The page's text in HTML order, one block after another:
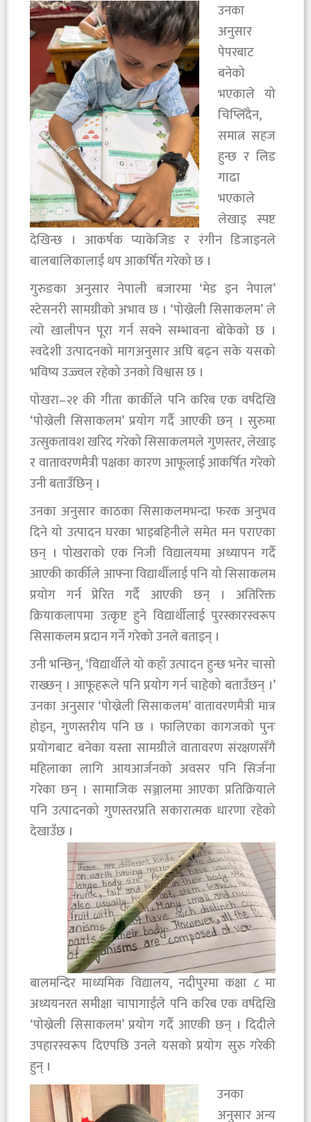
उनका
अनुसार
पेपरबाट
बनेको
भएकाले यो
चिप्लिँदैन,
समात्न सहज
हुन्छ र लिड
गाढा
भएकाले
लेखाइ स्पष्ट
देखिन्छ । आकर्षक प्याकेजिङ र रंगीन डिजाइनले
बालबालिकालाई थप आकर्षित गरेको छ ।
गुरुङका अनुसार नेपाली बजारमा ‘मेड इन नेपाल’
स्टेसनरी सामग्रीको अभाव छ । ‘पोख्रेली सिसाकलम’ ले
त्यो खालीपन पूरा गर्न सक्ने सम्भावना बोकेको छ ।
स्वदेशी उत्पादनको मागअनुसार अघि बढ्न सके यसको
भविष्य उज्ज्वल रहेको उनको विश्वास छ ।
पोखरा–२१ की गीता कार्कीले पनि करिब एक वर्षदेखि
‘पोख्रेली सिसाकलम’ प्रयोग गर्दै आएकी छन् । सुरुमा
उत्सुकतावश खरिद गरेको सिसाकलमले गुणस्तर, लेखाइ
र वातावरणमैत्री पक्षका कारण आफूलाई आकर्षित गरेको
उनी बताउँछिन् ।
उनका अनुसार काठका सिसाकलमभन्दा फरक अनुभव
दिने यो उत्पादन घरका भाइबहिनीले समेत मन पराएका
छन् । पोखराको एक निजी विद्यालयमा अध्यापन गर्दै
आएकी कार्कीले आफ्ना विद्यार्थीलाई पनि यो सिसाकलम
प्रयोग गर्न प्रेरित गर्दै आएकी छन् । अतिरिक्त
क्रियाकलापमा उत्कृष्ट हुने विद्यार्थीलाई पुरस्कारस्वरूप
सिसाकलम प्रदान गर्ने गरेको उनले बताइन् ।
उनी भन्छिन्, ‘विद्यार्थीले यो कहाँ उत्पादन हुन्छ भनेर चासो
राख्छन् । आफूहरूले पनि प्रयोग गर्न चाहेको बताउँछन् ।’
उनका अनुसार ‘पोख्रेली सिसाकलम’ वातावरणमैत्री मात्र
होइन, गुणस्तरीय पनि छ । फालिएका कागजको पुनः
प्रयोगबाट बनेका यस्ता सामग्रीले वातावरण संरक्षणसँगै
महिलाका लागि आयआर्जनको अवसर पनि सिर्जना
गरेका छन् । सामाजिक सञ्जालमा आएका प्रतिक्रियाले
पनि उत्पादनको गुणस्तरप्रति सकारात्मक धारणा रहेको
देखाउँछ ।
बालमन्दिर माध्यमिक विद्यालय, नदीपुरमा कक्षा ८ मा
अध्ययनरत समीक्षा चापागाईंले पनि करिब एक वर्षदेखि
‘पोख्रेली सिसाकलम’ प्रयोग गर्दै आएकी छन् । दिदीले
उपहारस्वरूप दिएपछि उनले यसको प्रयोग सुरु गरेकी
हुन् ।
उनका
अनुसार अन्य